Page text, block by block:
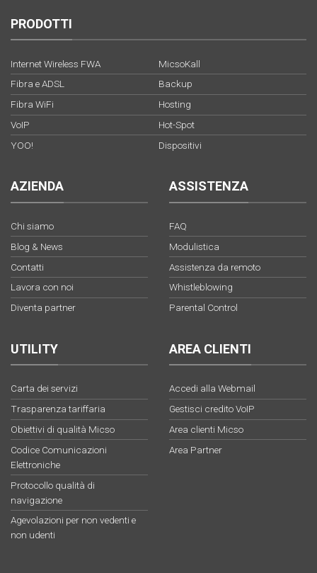
PRODOTTI
Internet Wireless FWA
Fibra e ADSL
Fibra WiFi
VoIP
YOO!
MicsoKall
Backup
Hosting
Hot-Spot
Dispositivi
AZIENDA
Chi siamo
Blog & News
Contatti
Lavora con noi
Diventa partner
ASSISTENZA
FAQ
Modulistica
Assistenza da remoto
Whistleblowing
Parental Control
UTILITY
Carta dei servizi
Trasparenza tariffaria
Obiettivi di qualità Micso
Codice Comunicazioni
Elettroniche
Protocollo qualità di
navigazione
Agevolazioni per non vedenti e
non udenti
AREA CLIENTI
Accedi alla Webmail
Gestisci credito VoIP
Area clienti Micso
Area Partner